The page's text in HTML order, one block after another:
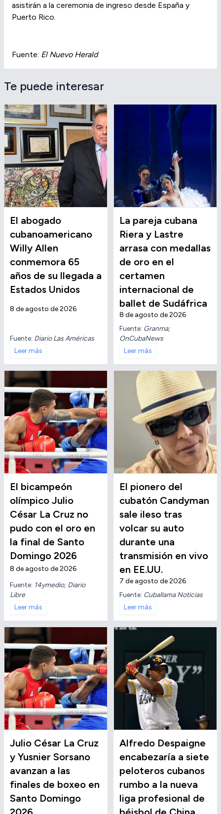
asistirán a la ceremonia de ingreso desde España y
Puerto Rico.
Fuente: El Nuevo Herald
Te puede interesar
El abogado
cubanoamericano
Willy Allen
conmemora 65
años de su llegada a
Estados Unidos
8 de agosto de 2026
Fuente: Diario Las Américas
Leer más
La pareja cubana
Riera y Lastre
arrasa con medallas
de oro en el
certamen
internacional de
ballet de Sudáfrica
8 de agosto de 2026
Fuente: Granma;
OnCubaNews
Leer más
El bicampeón
olímpico Julio
César La Cruz no
pudo con el oro en
la final de Santo
Domingo 2026
8 de agosto de 2026
Fuente: 14ymedio; Diario
Libre
Leer más
El pionero del
cubatón Candyman
sale ileso tras
volcar su auto
durante una
transmisión en vivo
en EE.UU.
7 de agosto de 2026
Fuente: Cuballama Noticias
Leer más
Julio César La Cruz
y Yusnier Sorsano
avanzan a las
finales de boxeo en
Santo Domingo
Alfredo Despaigne
encabezaría a siete
peloteros cubanos
rumbo a la nueva
liga profesional de